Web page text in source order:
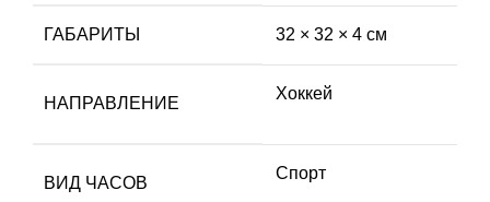
ГАБАРИТЫ 32 × 32 × 4 см
НАПРАВЛЕНИЕ
Хоккей
ВИД ЧАСОВ
Спорт